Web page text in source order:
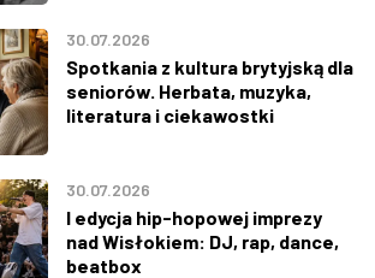
30.07.2026
Spotkania z kultura brytyjską dla
seniorów. Herbata, muzyka,
literatura i ciekawostki
30.07.2026
I edycja hip-hopowej imprezy
nad Wisłokiem: DJ, rap, dance,
beatbox